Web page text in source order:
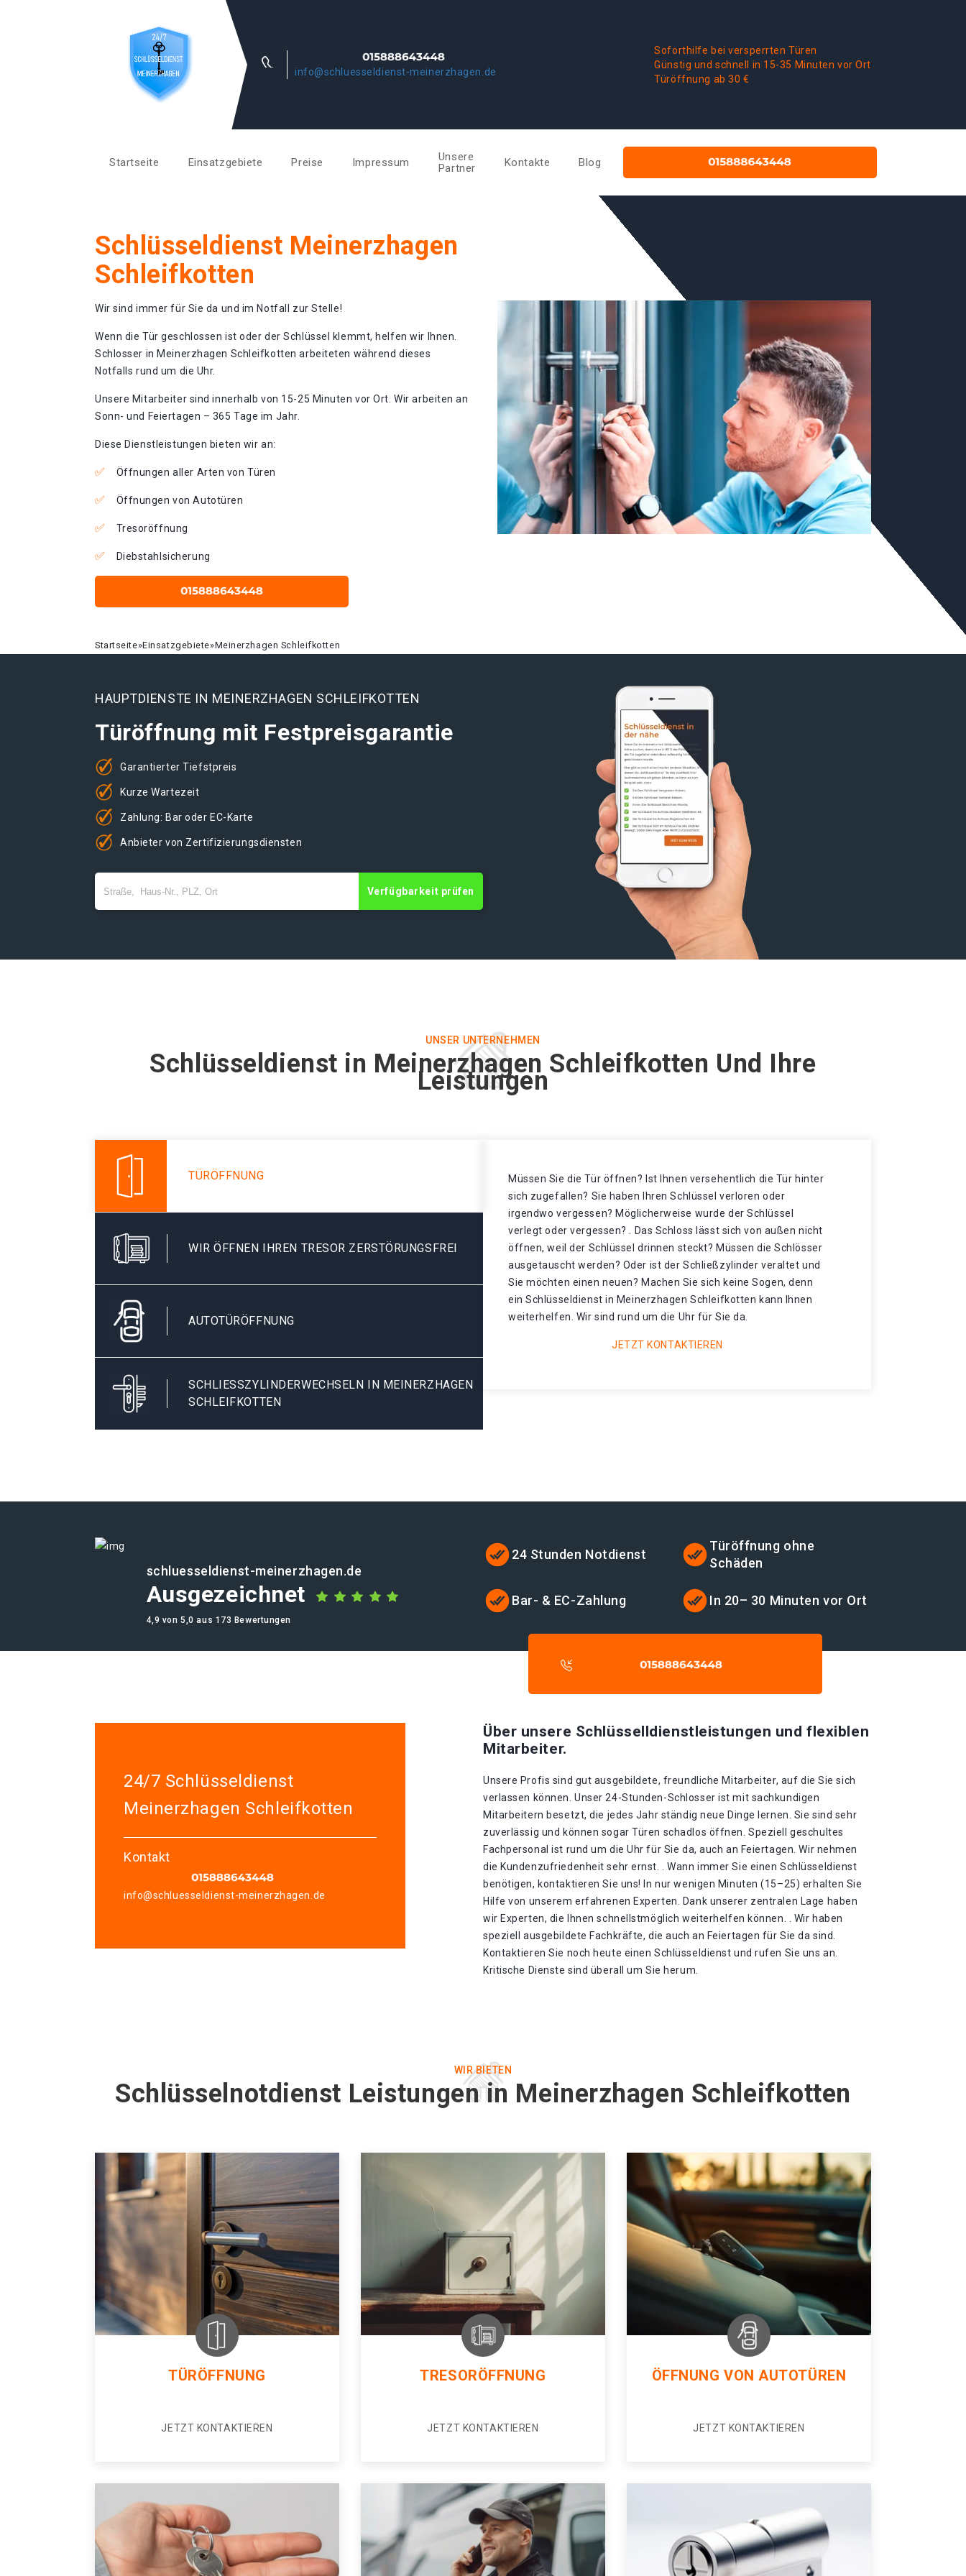
info@schluesseldienst-meinerzhagen.de
Soforthilfe bei versperrten Türen
Günstig und schnell in 15-35 Minuten vor Ort
Türöffnung ab 30 €
Startseite Einsatzgebiete Preise Impressum
Unsere
Partner
Kontakte Blog
Schlüsseldienst Meinerzhagen
Schleifkotten
Wir sind immer für Sie da und im Notfall zur Stelle!
Wenn die Tür geschlossen ist oder der Schlüssel klemmt, helfen wir Ihnen.
Schlosser in Meinerzhagen Schleifkotten arbeiteten während dieses
Notfalls rund um die Uhr.
Unsere Mitarbeiter sind innerhalb von 15-25 Minuten vor Ort. Wir arbeiten an
Sonn- und Feiertagen – 365 Tage im Jahr.
Diese Dienstleistungen bieten wir an:
Öffnungen aller Arten von Türen
Öffnungen von Autotüren
Tresoröffnung
Diebstahlsicherung
Startseite»Einsatzgebiete»Meinerzhagen Schleifkotten
HAUPTDIENSTE IN MEINERZHAGEN SCHLEIFKOTTEN
Türöffnung mit Festpreisgarantie
Garantierter Tiefstpreis
Kurze Wartezeit
Zahlung: Bar oder EC-Karte
Anbieter von Zertifizierungsdiensten
Verfügbarkeit prüfen
UNSER UNTERNEHMEN
Schlüsseldienst in Meinerzhagen Schleifkotten Und Ihre
Leistungen
TÜRÖFFNUNG
WIR ÖFFNEN IHREN TRESOR ZERSTÖRUNGSFREI
AUTOTÜRÖFFNUNG
SCHLIESSZYLINDERWECHSELN IN MEINERZHAGEN S
CHLEIFKOTTEN
Müssen Sie die Tür öffnen? Ist Ihnen versehentlich die Tür hinter
sich zugefallen? Sie haben Ihren Schlüssel verloren oder
irgendwo vergessen? Möglicherweise wurde der Schlüssel
verlegt oder vergessen? . Das Schloss lässt sich von außen nicht
öffnen, weil der Schlüssel drinnen steckt? Müssen die Schlösser
ausgetauscht werden? Oder ist der Schließzylinder veraltet und
Sie möchten einen neuen? Machen Sie sich keine Sogen, denn
ein Schlüsseldienst in Meinerzhagen Schleifkotten kann Ihnen
weiterhelfen. Wir sind rund um die Uhr für Sie da.
JETZT KONTAKTIEREN
schluesseldienst-meinerzhagen.de
Ausgezeichnet
4,9 von 5,0 aus 173 Bewertungen
24 Stunden Notdienst
Türöffnung ohne
Schäden
Bar- & EC-Zahlung In 20– 30 Minuten vor Ort
24/7 Schlüsseldienst
Meinerzhagen Schleifkotten
Kontakt
info@schluesseldienst-meinerzhagen.de
Über unsere Schlüsselldienstleistungen und flexiblen
Mitarbeiter.
Unsere Profis sind gut ausgebildete, freundliche Mitarbeiter, auf die Sie sich
verlassen können. Unser 24-Stunden-Schlosser ist mit sachkundigen
Mitarbeitern besetzt, die jedes Jahr ständig neue Dinge lernen. Sie sind sehr
zuverlässig und können sogar Türen schadlos öffnen. Speziell geschultes
Fachpersonal ist rund um die Uhr für Sie da, auch an Feiertagen. Wir nehmen
die Kundenzufriedenheit sehr ernst. . Wann immer Sie einen Schlüsseldienst
benötigen, kontaktieren Sie uns! In nur wenigen Minuten (15–25) erhalten Sie
Hilfe von unserem erfahrenen Experten. Dank unserer zentralen Lage haben
wir Experten, die Ihnen schnellstmöglich weiterhelfen können. . Wir haben
speziell ausgebildete Fachkräfte, die auch an Feiertagen für Sie da sind.
Kontaktieren Sie noch heute einen Schlüsseldienst und rufen Sie uns an.
Kritische Dienste sind überall um Sie herum.
WIR BIETEN
Schlüsselnotdienst Leistungen in Meinerzhagen Schleifkotten
TÜRÖFFNUNG
JETZT KONTAKTIEREN
TRESORÖFFNUNG
JETZT KONTAKTIEREN
ÖFFNUNG VON AUTOTÜREN
JETZT KONTAKTIEREN